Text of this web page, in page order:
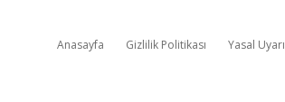
Anasayfa Gizlilik Politikası Yasal Uyarı